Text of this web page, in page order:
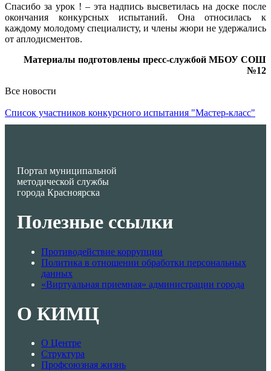
Спасибо за урок ! – эта надпись высветилась на доске после
окончания конкурсных испытаний. Она относилась к
каждому молодому специалисту, и члены жюри не удержались
от аплодисментов.
Материалы подготовлены пресс-службой МБОУ СОШ
№12
Все новости
Список участников конкурсного испытания "Мастер-класс"
Портал муниципальной
методической службы
города Красноярска
Полезные ссылки
Противодействие коррупции
Политика в отношении обработки персональных
данных
«Виртуальная приемная» администрации города
О КИМЦ
О Центре
Структура
Профсоюзная жизнь